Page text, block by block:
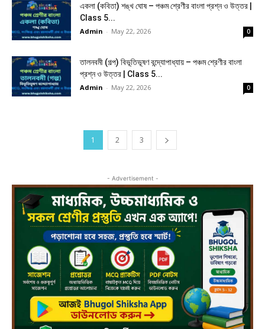
একলা (কবিতা) শঙ্খ ঘোষ – পঞ্চম শ্রেণীর বাংলা প্রশ্ন ও উত্তর |
Class 5...
Admin - May 22, 2026 0
তালনবমী (গল্প) বিভূতিভূষণ বন্দ্যোপাধ্যায় – পঞ্চম শ্রেণীর বাংলা
প্রশ্ন ও উত্তর | Class 5...
Admin - May 22, 2026 0
1 2 3
- Advertisement -